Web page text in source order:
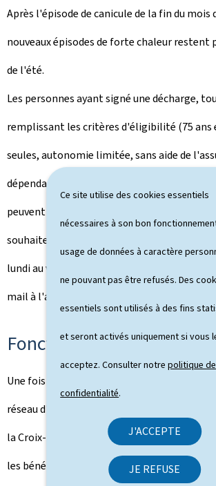
Ce site utilise des cookies essentiels
nécessaires à son bon
usage de données à caractère
ne pouvant pas être refusés. Des
essentiels sont utilisés à des fins
et seront activés uniquement si vous
acceptez. Consulter notrepolitique de
confidentialité.
J'ACCEPTE
JE REFUSE
Après l'épisode de canicule de la fin du mois
nouveaux épisodes de forte chaleur restent
de l'été.
Les personnes ayant signé une décharge,
remplissant les critères d'éligibilité (75 ans
seules, autonomie limitée, sans aide de
dépendance) et qui ne bénéficient pas
peuvent contacter de nouveau la Croix-
souhaitent se (ré)inscrire: par téléphone au
lundi au vendredi (sauf jours fériés), de 8 à
mail à l'adresse
Fonctionnement du
Une fois inscrits, les bénéficiaires sont pris
réseau d'aides et de soins à domicile, dont
la Croix-Rouge est assurée par la COPAS. Il
les bénéficiaires répondent lorsque le